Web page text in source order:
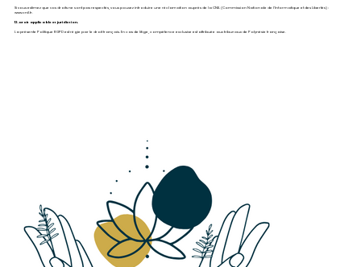
Si vous estimez que vos droits ne sont pas respectés, vous pouvez introduire une réclamation auprès de la CNIL (Commission Nationale de l’Informatique et des Libertés) :
www.cnil.fr.
13. Droit applicable et juridiction.
La présente Politique RGPD est régie par le droit français. En cas de litige, compétence exclusive est attribuée aux tribunaux de Polynésie française.